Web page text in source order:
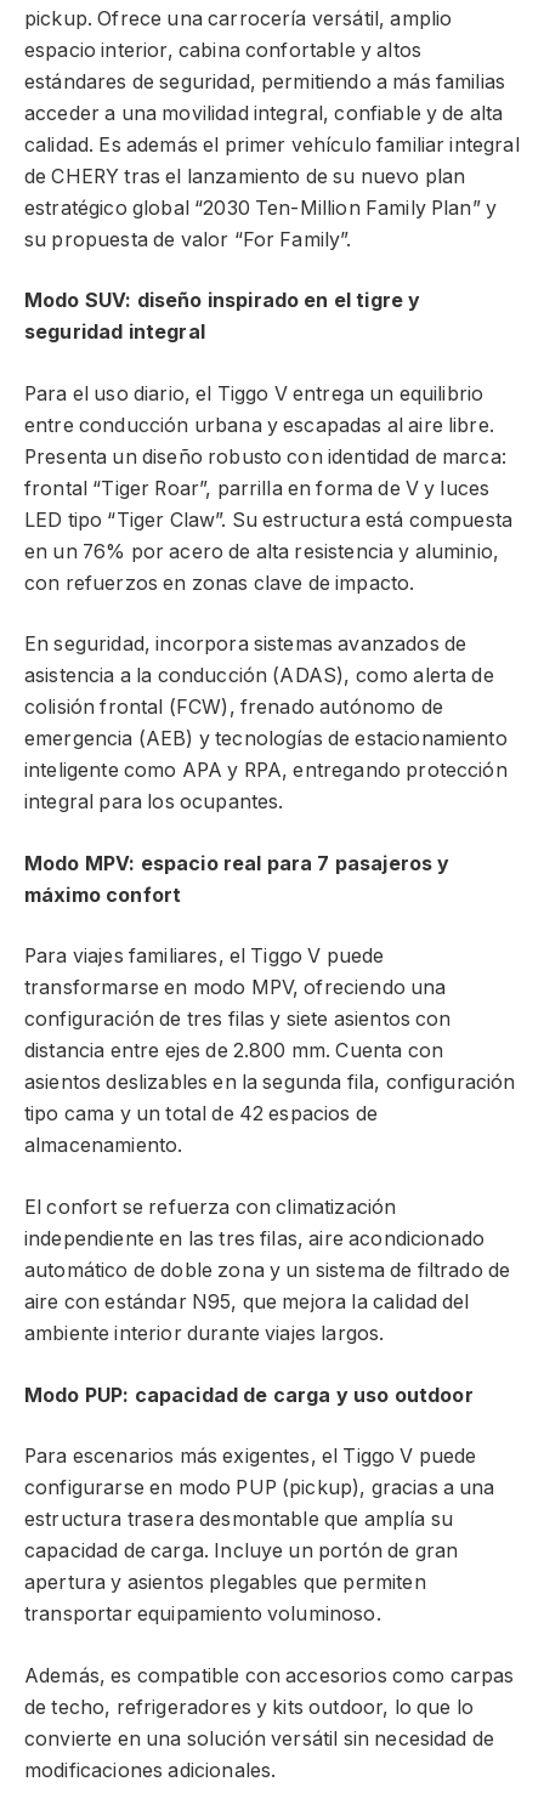
pickup. Ofrece una carrocería versátil, amplio
espacio interior, cabina confortable y altos
estándares de seguridad, permitiendo a más familias
acceder a una movilidad integral, confiable y de alta
calidad. Es además el primer vehículo familiar integral
de CHERY tras el lanzamiento de su nuevo plan
estratégico global “2030 Ten-Million Family Plan” y
su propuesta de valor “For Family”.
Modo SUV: diseño inspirado en el tigre y
seguridad integral
Para el uso diario, el Tiggo V entrega un equilibrio
entre conducción urbana y escapadas al aire libre.
Presenta un diseño robusto con identidad de marca:
frontal “Tiger Roar”, parrilla en forma de V y luces
LED tipo “Tiger Claw”. Su estructura está compuesta
en un 76% por acero de alta resistencia y aluminio,
con refuerzos en zonas clave de impacto.
En seguridad, incorpora sistemas avanzados de
asistencia a la conducción (ADAS), como alerta de
colisión frontal (FCW), frenado autónomo de
emergencia (AEB) y tecnologías de estacionamiento
inteligente como APA y RPA, entregando protección
integral para los ocupantes.
Modo MPV: espacio real para 7 pasajeros y
máximo confort
Para viajes familiares, el Tiggo V puede
transformarse en modo MPV, ofreciendo una
configuración de tres filas y siete asientos con
distancia entre ejes de 2.800 mm. Cuenta con
asientos deslizables en la segunda fila, configuración
tipo cama y un total de 42 espacios de
almacenamiento.
El confort se refuerza con climatización
independiente en las tres filas, aire acondicionado
automático de doble zona y un sistema de filtrado de
aire con estándar N95, que mejora la calidad del
ambiente interior durante viajes largos.
Modo PUP: capacidad de carga y uso outdoor
Para escenarios más exigentes, el Tiggo V puede
configurarse en modo PUP (pickup), gracias a una
estructura trasera desmontable que amplía su
capacidad de carga. Incluye un portón de gran
apertura y asientos plegables que permiten
transportar equipamiento voluminoso.
Además, es compatible con accesorios como carpas
de techo, refrigeradores y kits outdoor, lo que lo
convierte en una solución versátil sin necesidad de
modificaciones adicionales.